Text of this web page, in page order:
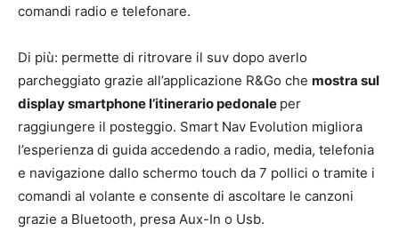
comandi radio e telefonare.
Di più: permette di ritrovare il suv dopo averlo
parcheggiato grazie all’applicazione R&Go che mostra sul
display smartphone l’itinerario pedonale per
raggiungere il posteggio. Smart Nav Evolution migliora
l’esperienza di guida accedendo a radio, media, telefonia
e navigazione dallo schermo touch da 7 pollici o tramite i
comandi al volante e consente di ascoltare le canzoni
grazie a Bluetooth, presa Aux-In o Usb.